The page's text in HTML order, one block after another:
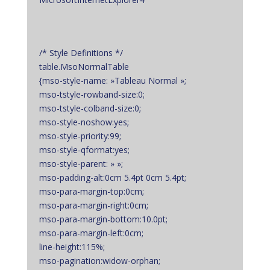
/* Style Definitions */
table.MsoNormalTable
{mso-style-name: »Tableau Normal »;
mso-tstyle-rowband-size:0;
mso-tstyle-colband-size:0;
mso-style-noshow:yes;
mso-style-priority:99;
mso-style-qformat:yes;
mso-style-parent: » »;
mso-padding-alt:0cm 5.4pt 0cm 5.4pt;
mso-para-margin-top:0cm;
mso-para-margin-right:0cm;
mso-para-margin-bottom:10.0pt;
mso-para-margin-left:0cm;
line-height:115%;
mso-pagination:widow-orphan;